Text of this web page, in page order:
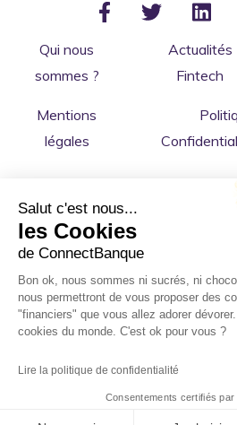
Qui nous
sommes ?
Actualités
Fintech
Mentions
légales
Copyright © 2026
indépendant de banques en ligne,
Made with 💜 in
Salut c'est nous...
les Cookies
de ConnectBanque
Bon ok, nous sommes ni sucrés, ni
nous permettront de vous proposer des
"financiers" que vous allez adorer
cookies du monde. C'est ok pour vous ?
Lire la politique de confidentialité
Consentements certifiés par